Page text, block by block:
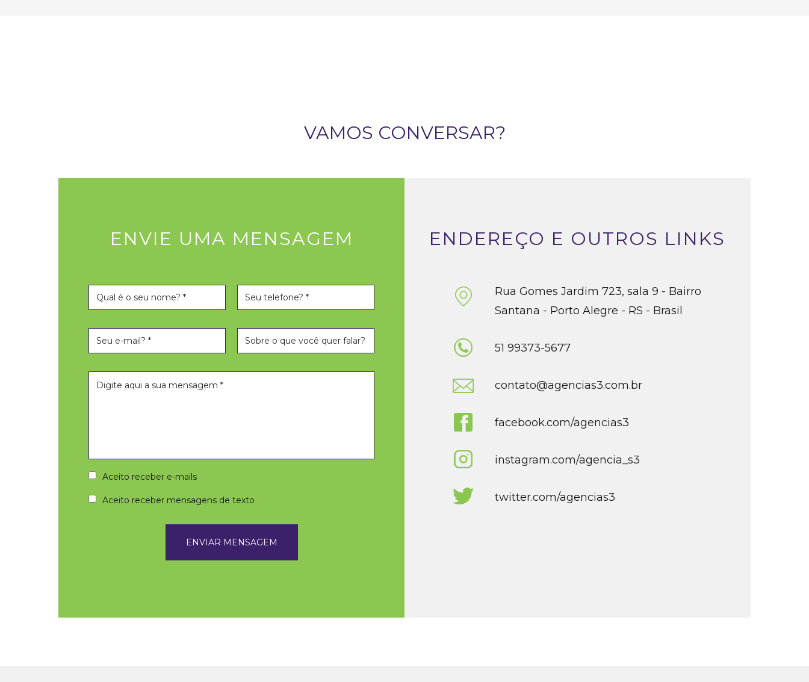
VAMOS CONVERSAR?
ENVIE UMA MENSAGEM
Aceito receber e-mails
Aceito receber mensagens de texto
ENDEREÇO E OUTROS LINKS
Rua Gomes Jardim 723, sala 9 - Bairro
Santana - Porto Alegre - RS - Brasil
51 99373-5677
contato@agencias3.com.br
facebook.com/agencias3
instagram.com/agencia_s3
twitter.com/agencias3